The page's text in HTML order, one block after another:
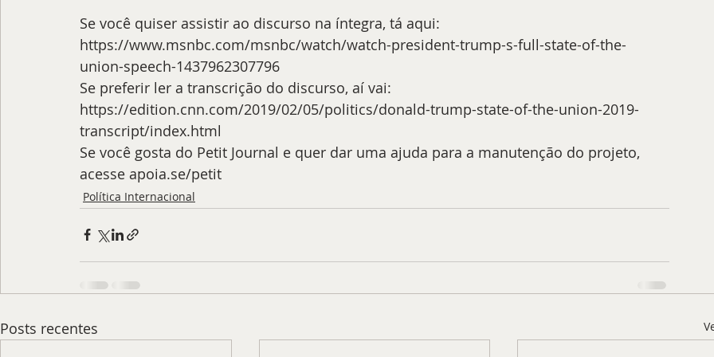
Se você quiser assistir ao discurso na íntegra, tá aqui:
https://www.msnbc.com/msnbc/watch/watch-president-trump-s-full-state-of-the-
union-speech-1437962307796
Se preferir ler a transcrição do discurso, aí vai:
https://edition.cnn.com/2019/02/05/politics/donald-trump-state-of-the-union-2019-
transcript/index.html
Se você gosta do Petit Journal e quer dar uma ajuda para a manutenção do projeto,
acesse apoia.se/petit
Política Internacional
Posts recentes